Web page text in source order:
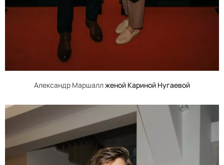
Александр Маршаллженой Кариной Нугаевой